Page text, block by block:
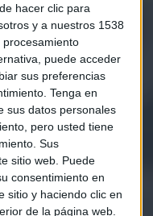
hacer clic para
y a nuestros 1538
puede acceder
sus preferencias
Tenga en
sus datos personales
pero usted tiene
Sus
sitio web. Puede
consentimiento en
sitio y haciendo clic en
de la página web.
*